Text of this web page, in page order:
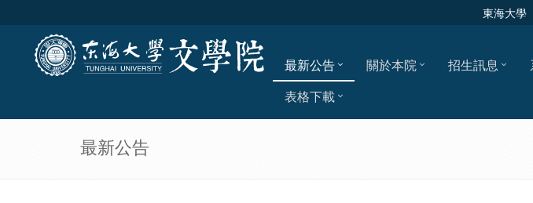
東海大學
最新公告 關於本院 招生訊息
表格下載
最新公告